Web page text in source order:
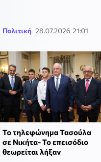
Πολιτική 28.07.2026 21:01
Το τηλεφώνημα Τασούλα
σε Νικήτα- Το επεισόδιο
θεωρείται λήξαν